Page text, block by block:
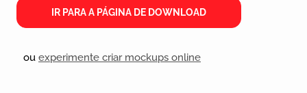
IR PARA A PÁGINA DE DOWNLOAD
ou experimente criar mockups online